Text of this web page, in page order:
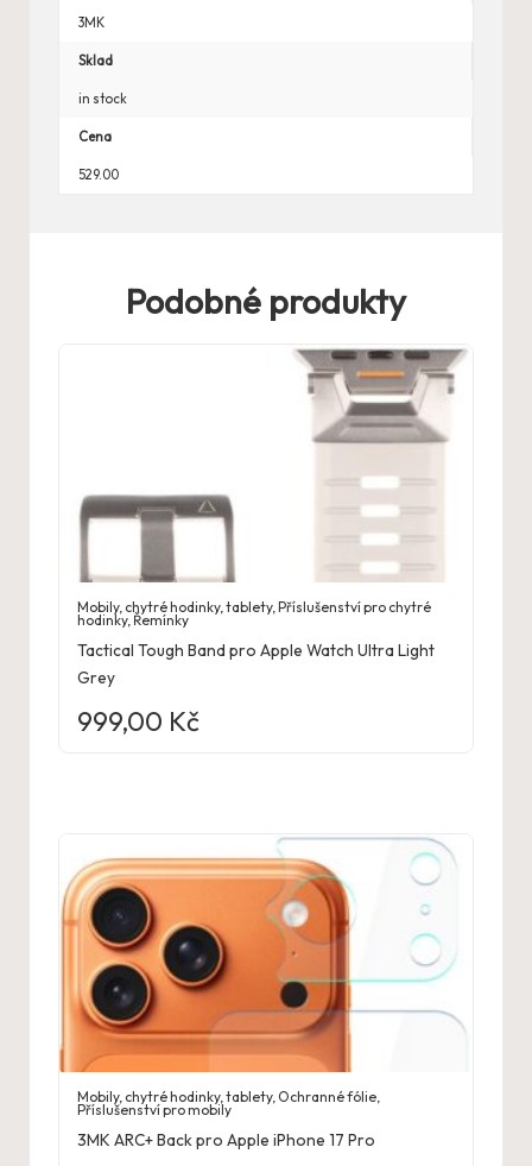
3MK
Sklad
in stock
Cena
529.00
Podobné produkty
Mobily, chytré hodinky, tablety,Příslušenství pro chytré
hodinky, Řemínky
Tactical Tough Band pro Apple Watch Ultra Light
Grey
999,00 Kč
Mobily, chytré hodinky, tablety,Ochranné fólie
Příslušenství pro mobily
3MK ARC+ Back pro Apple iPhone 17 Pro